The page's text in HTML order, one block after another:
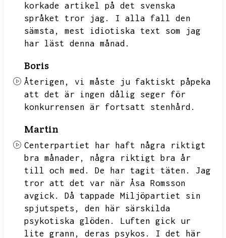
korkade artikel på det svenska
språket tror jag.
I alla fall den
sämsta,
mest idiotiska text som jag
har läst denna månad.
Boris
Återigen,
vi måste ju faktiskt påpeka
att det är ingen dålig seger för
konkurrensen är fortsatt stenhård.
Martin
Centerpartiet har haft några riktigt
bra månader,
några riktigt bra år
till och med.
De har tagit täten.
Jag
tror att det var när Åsa Romsson
avgick.
Då tappade Miljöpartiet sin
spjutspets,
den här särskilda
psykotiska glöden.
Luften gick ur
lite grann,
deras psykos.
I det här